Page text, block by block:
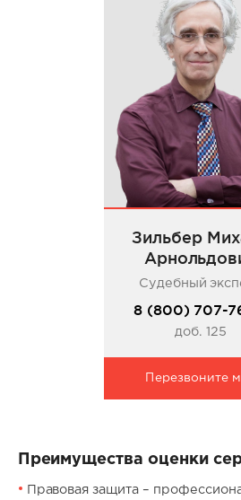
Зильбер
Судебный
8 (800) 707-
доб. 125
Перезвоните
Преимущества оценки
Правовая защита –